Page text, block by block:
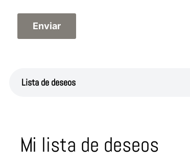
Lista de deseos
Mi lista de deseos